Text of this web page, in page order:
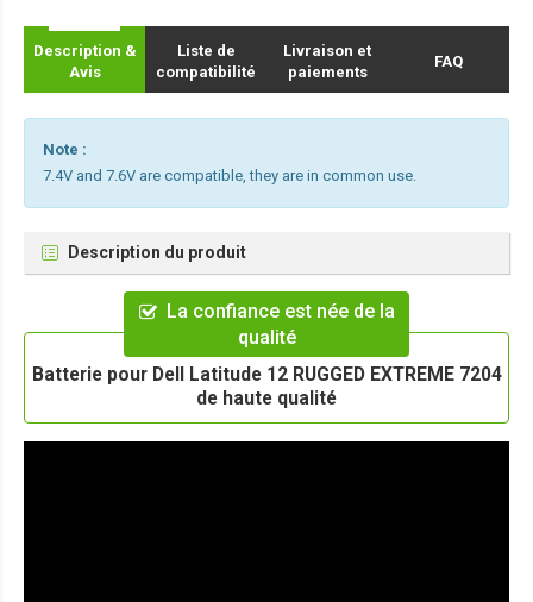
Description &
Avis
Liste de
compatibilité
Livraison et
paiements
FAQ
Note :
7.4V and 7.6V are compatible, they are in common use.
Description du produit
La confiance est née de la
qualité
Batterie pour Dell Latitude 12 RUGGED EXTREME 7204
de haute qualité